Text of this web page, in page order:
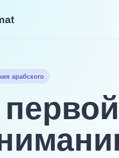
арабского